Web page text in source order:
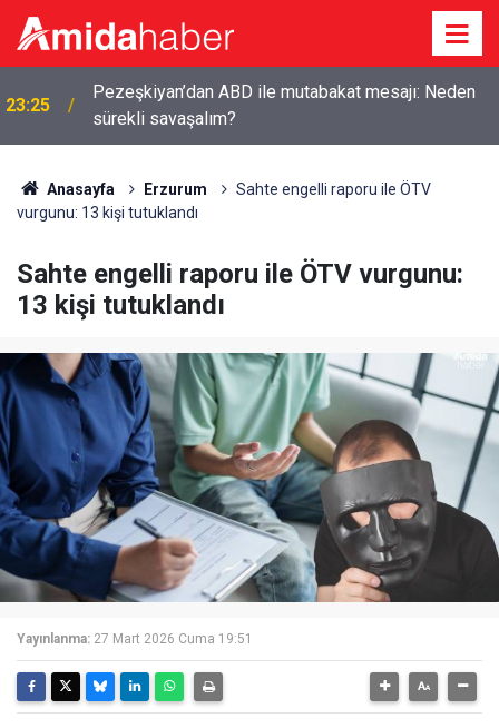
23:25
Pezeşkiyan’dan ABD ile mutabakat mesajı: Neden
sürekli savaşalım?
Anasayfa Erzurum
Sahte engelli raporu ile ÖTV
vurgunu: 13 kişi tutuklandı
Sahte engelli raporu ile ÖTV vurgunu:
13 kişi tutuklandı
Yayınlanma: 27 Mart 2026 Cuma 19:51